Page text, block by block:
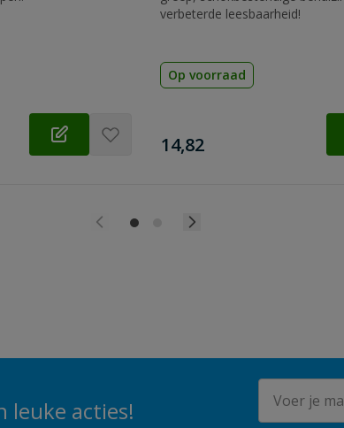
verbeterde leesbaarheid!
Op voorraad
€
14,82
leuke acties!